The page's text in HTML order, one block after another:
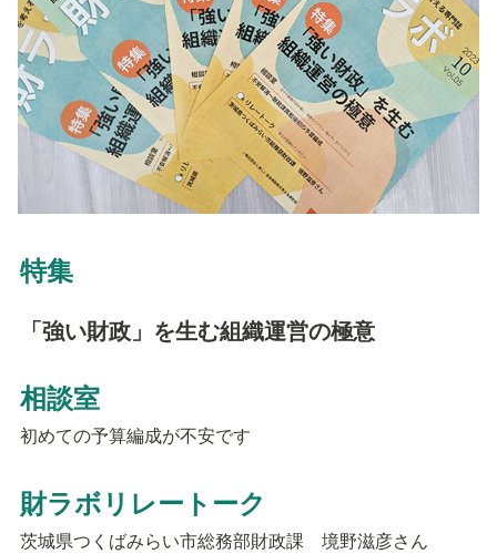
特集
「強い財政」を生む組織運営の極意
相談室
初めての予算編成が不安です
財ラボリレートーク
茨城県つくばみらい市総務部財政課　境野滋彦さん